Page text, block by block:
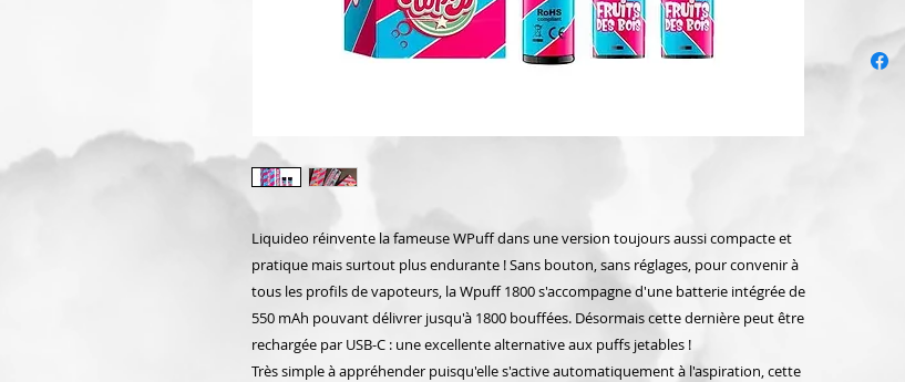
Liquideo réinvente la fameuse WPuff dans une version toujours aussi compacte et
pratique mais surtout plus endurante ! Sans bouton, sans réglages, pour convenir à
tous les profils de vapoteurs, la Wpuff 1800 s'accompagne d'une batterie intégrée de
550 mAh pouvant délivrer jusqu'à 1800 bouffées. Désormais cette dernière peut être
rechargée par USB-C : une excellente alternative aux puffs jetables !
Très simple à appréhender puisqu'elle s'active automatiquement à l'aspiration, cette